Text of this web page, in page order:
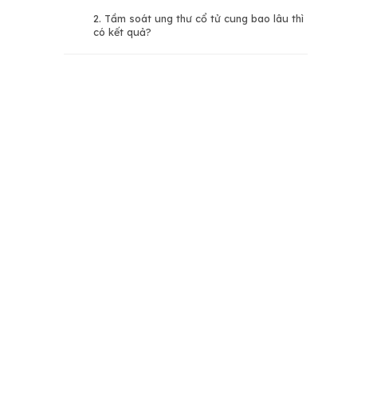
2. Tầm soát ung thư cổ tử cung bao lâu thì
có kết quả?